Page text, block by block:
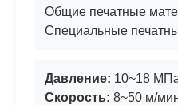
Общие печатные
Специальные
Давление: 10~18
Скорость: 8~50 м/